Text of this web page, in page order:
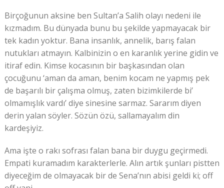
Birçoğunun aksine ben Sultan’a Salih olayı nedeni ile
kızmadım. Bu dünyada bunu bu şekilde yapmayacak bir
tek kadın yoktur. Bana insanlık, annelik, barış falan
nutukları atmayın. Kalbinizin o en karanlık yerine gidin ve
itiraf edin. Kimse kocasının bir başkasından olan
çocuğunu ‘aman da aman, benim kocam ne yapmış pek
de başarılı bir çalışma olmuş, zaten bizimkilerde bi’
olmamışlık vardı’ diye sinesine sarmaz. Sararım diyen
derin yalan söyler. Sözün özü, sallamayalım din
kardeşiyiz.
Ama işte o rakı sofrası falan bana bir duygu geçirmedi.
Empati kuramadım karakterlerle. Alın artık şunları pistten
diyeceğim de olmayacak bir de Sena’nın abisi geldi ki; off